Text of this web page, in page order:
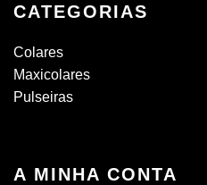
CATEGORIAS
Colares
Maxicolares
Pulseiras
A MINHA CONTA